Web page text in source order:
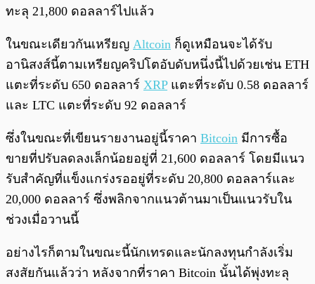
ทะลุ 21,800 ดอลลาร์ไปแล้ว
ในขณะเดียวกันเหรียญ Altcoin ก็ดูเหมือนจะได้รับ
อานิสงส์นี้ตามเหรียญคริปโตอับดับหนึ่งนี้ไปด้วยเช่น ETH
แตะที่ระดับ 650 ดอลลาร์ XRPแตะที่ระดับ 0.58 ดอลลาร์
และ LTC แตะที่ระดับ 92 ดอลลาร์
ซึ่งในขณะที่เขียนรายงานอยู่นี้ราคา Bitcoin มีการซื้อ
ขายที่ปรับลดลงเล็กน้อยอยู่ที่ 21,600 ดอลลาร์ โดยมีแนว
รับสำคัญที่แข็งแกร่งรออยู่ที่ระดับ 20,800 ดอลลาร์และ
20,000 ดอลลาร์ ซึ่งพลิกจากแนวต้านมาเป็นแนวรับใน
ช่วงเมื่อวานนี้
อย่างไรก็ตามในขณะนี้นักเทรดและนักลงทุนกำลังเริ่ม
สงสัยกันแล้วว่า หลังจากที่ราคา Bitcoin นั้นได้พุ่งทะลุ